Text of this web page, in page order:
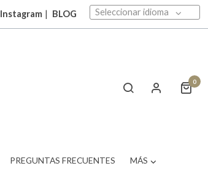
Instagram | BLOG Seleccionar idioma
0
PREGUNTAS FRECUENTES MÁS